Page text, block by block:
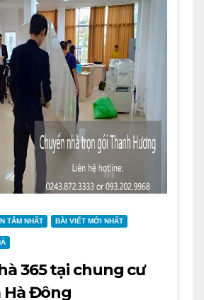
TÂM NHẤT BÀI VIẾT MỚI NHẤT
365 tại chung cư
Hà Đông